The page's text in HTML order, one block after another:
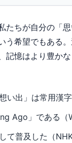
たちが自分の「
う希望でもある
記憶はより豊か
い出」は常用漢
Ago」である
て普及した（